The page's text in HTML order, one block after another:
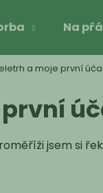
Na
a moje první
jsem si
Co